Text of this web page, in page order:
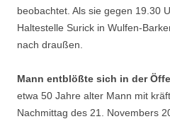
beobachtet. Als sie gegen 19.30
Haltestelle Surick in Wulfen-
nach draußen.
Mann entblößte sich in der
etwa 50 Jahre alter Mann mit
Nachmittag des 21. Novembers